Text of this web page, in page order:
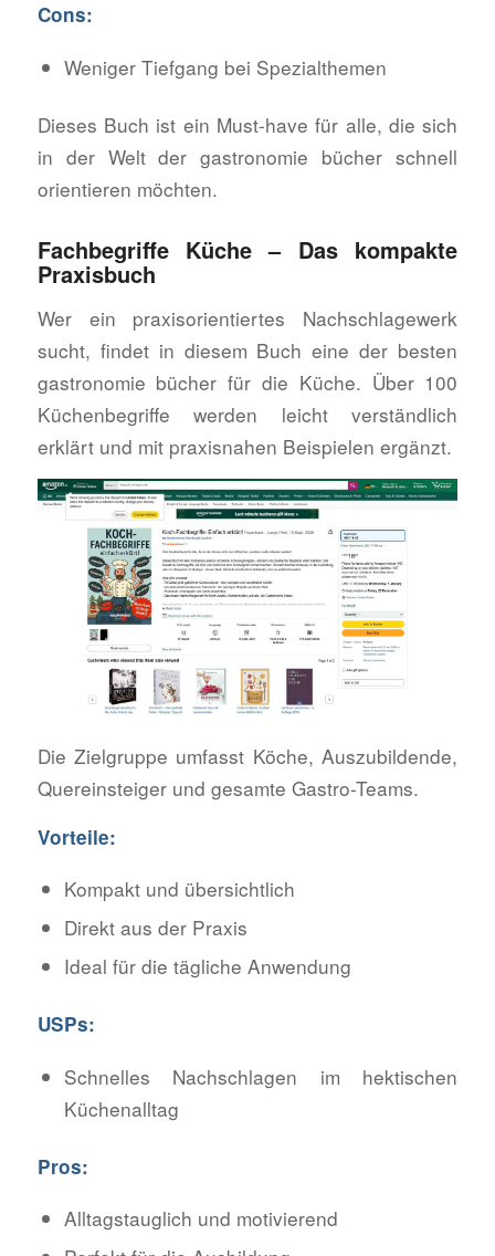
Cons:
Weniger Tiefgang bei Spezialthemen
Dieses Buch ist ein Must-have für alle, die sich
in der Welt der gastronomie bücher schnell
orientieren möchten.
Fachbegriffe Küche – Das kompakte
Praxisbuch
Wer ein praxisorientiertes Nachschlagewerk
sucht, findet in diesem Buch eine der besten
gastronomie bücher für die Küche. Über 100
Küchenbegriffe werden leicht verständlich
erklärt und mit praxisnahen Beispielen ergänzt.
Die Zielgruppe umfasst Köche, Auszubildende,
Quereinsteiger und gesamte Gastro-Teams.
Vorteile:
Kompakt und übersichtlich
Direkt aus der Praxis
Ideal für die tägliche Anwendung
USPs:
Schnelles Nachschlagen im hektischen
Küchenalltag
Pros:
Alltagstauglich und motivierend